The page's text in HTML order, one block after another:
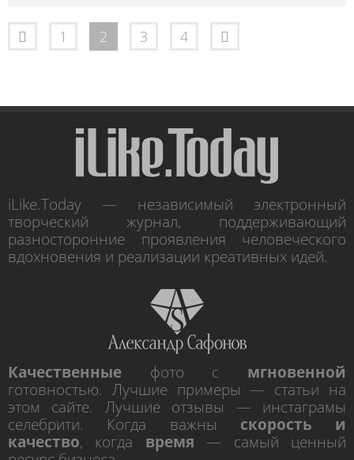
1 2 3 4
iLike.Today — независимый электронный
творческий журнал, поддерживающий
разносторонние проявления человеческого
вдохновения и реализации креативных идей.
Качественные фото с мгновенной
готовностью. Лучшие примеры — статьи на
этом сайте. Лучшие отзывы — инстаграмы
селебрити. Когда важны скорость и
качество, когда время — самый ценный